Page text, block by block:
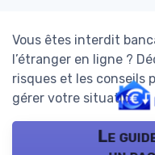
Vous êtes interdit
l’étranger en ligne ?
risques et les conseils
gérer votre situation.
Le